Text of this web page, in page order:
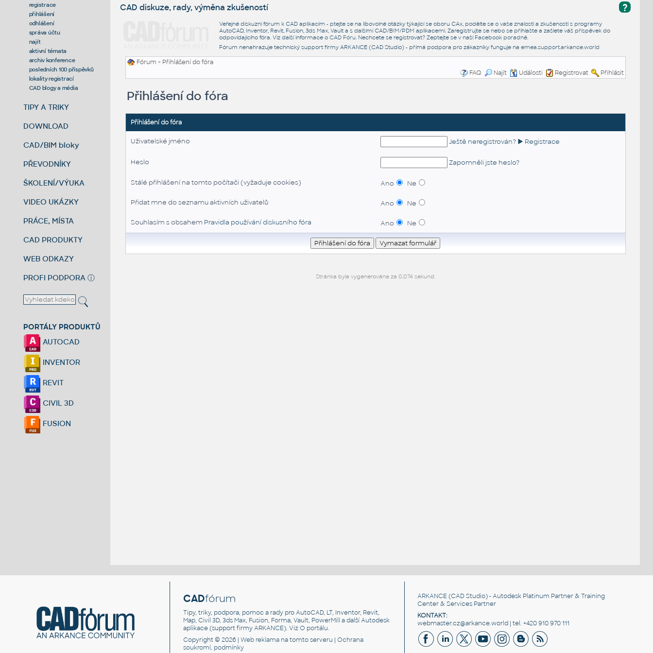
registrace
přihlášení
odhlášení
správa účtu
najít
aktivní témata
archiv konference
posledních 100 příspěvků
lokality registrací
CAD blogy a média
TIPY A TRIKY
DOWNLOAD
CAD/BIM bloky
PŘEVODNÍKY
ŠKOLENÍ/VÝUKA
VIDEO UKÁZKY
PRÁCE, MÍSTA
CAD PRODUKTY
WEB ODKAZY
PROFI PODPORA ⓘ
PORTÁLY PRODUKTŮ
AUTOCAD
INVENTOR
REVIT
CIVIL 3D
FUSION
?
CAD diskuze, rady, výměna zkušeností
Veřejné diskuzní fórum k CAD aplikacím - ptejte se na libovolné otázky týkající se oboru CAx, podělte se o vaše znalosti a zkušenosti s programy
AutoCAD, Inventor, Revit, Fusion, 3ds Max, Vault a s dalšími CAD/BIM/PDM aplikacemi. Zaregistrujte se nebo se přihlašte a zašlete váš příspěvek do
odpovídajícího fóra. Viz další informace o CAD Fóru. Nechcete se registrovat? Zeptejte se v naší Facebook poradně.
Fórum nenahrazuje technický support firmy ARKANCE (CAD Studio) - přímá podpora pro zákazníky funguje na emea.support.arkance.world
Fórum > Přihlášení do fóra
FAQ
Najít Události Registrovat Přihlásit
Přihlášení do fóra
Přihlášení do fóra
Uživatelské jméno Ještě neregistrován? ► Registrace
Heslo Zapomněli jste heslo?
Stálé přihlášení na tomto počítači (vyžaduje cookies) Ano Ne
Přidat mne do seznamu aktivních uživatelů Ano Ne
Souhlasím s obsahem Pravidla používání diskusního fóra Ano Ne
Stránka byla vygenerována za 0,074 sekund.
CADfórum
Tipy, triky, podpora, pomoc a rady pro AutoCAD, LT, Inventor, Revit,
Map, Civil 3D, 3ds Max, Fusion, Forma, Vault, PowerMill a další Autodesk
aplikace (support firmy ARKANCE). VizO portálu.
Copyright © 2026 |Web reklama na tomto serveru |Ochrana
soukromí, podmínky
ARKANCE (CAD Studio) - Autodesk Platinum Partner & Training
Center & Services Partner
KONTAKT:
webmaster.cz@arkance.world | tel. +420 910 970 111